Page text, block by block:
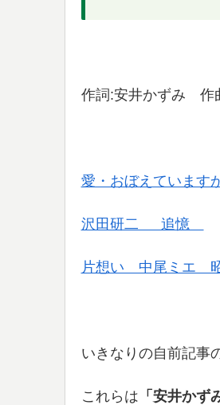
作詞:安井かずみ 作
愛・おぼえていま
沢田研二 追憶
片想い 中尾ミエ
いきなりの自前記事
これらは 「安井かず